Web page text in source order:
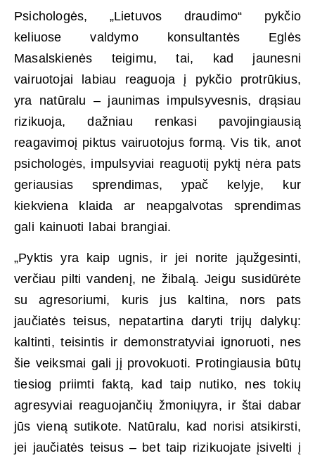
Psichologės, „Lietuvos draudimo“ pykčio
keliuose valdymo konsultantės Eglės
Masalskienės teigimu, tai, kad jaunesni
vairuotojai labiau reaguoja į pykčio protrūkius,
yra natūralu – jaunimas impulsyvesnis, drąsiau
rizikuoja, dažniau renkasi pavojingiausią
reagavimoį piktus vairuotojus formą. Vis tik, anot
psichologės, impulsyviai reaguotiį pyktį nėra pats
geriausias sprendimas, ypač kelyje, kur
kiekviena klaida ar neapgalvotas sprendimas
gali kainuoti labai brangiai.
„Pyktis yra kaip ugnis, ir jei norite jąužgesinti,
verčiau pilti vandenį, ne žibalą. Jeigu susidūrėte
su agresoriumi, kuris jus kaltina, nors pats
jaučiatės teisus, nepatartina daryti trijų dalykų:
kaltinti, teisintis ir demonstratyviai ignoruoti, nes
šie veiksmai gali jį provokuoti. Protingiausia būtų
tiesiog priimti faktą, kad taip nutiko, nes tokių
agresyviai reaguojančių žmoniųyra, ir štai dabar
jūs vieną sutikote. Natūralu, kad norisi atsikirsti,
jei jaučiatės teisus – bet taip rizikuojate įsivelti į